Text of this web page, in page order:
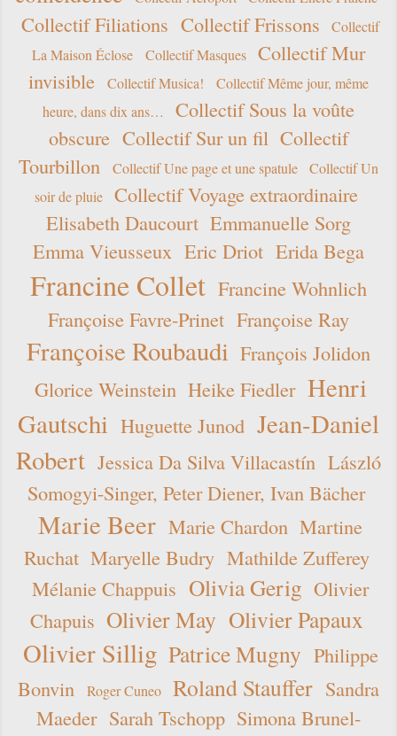
Collectif Filiations Collectif Frissons
Collectif
La Maison Éclose
Collectif Masques
Collectif Mur
invisible
Collectif Musica!
Collectif Même jour, même
heure, dans dix ans…
Collectif Sous la voûte
obscure Collectif Sur un fil Collectif
Tourbillon
Collectif Une page et une spatule
Collectif Un
soir de pluie
Collectif Voyage extraordinaire
Elisabeth Daucourt Emmanuelle Sorg
Emma Vieusseux Eric Driot Erida Bega
Francine Collet Francine Wohnlich
Françoise Favre-Prinet Françoise Ray
Françoise Roubaudi François Jolidon
Glorice Weinstein Heike Fiedler Henri
Gautschi Huguette Junod Jean-Daniel
Robert Jessica Da Silva Villacastín László
Somogyi-Singer, Peter Diener, Ivan Bächer
Marie Beer Marie Chardon Martine
Ruchat Maryelle Budry Mathilde Zufferey
Mélanie Chappuis Olivia Gerig Olivier
Chapuis Olivier May Olivier Papaux
Olivier Sillig Patrice Mugny Philippe
Bonvin
Roger Cuneo Roland Stauffer Sandra
Maeder Sarah Tschopp Simona Brunel-